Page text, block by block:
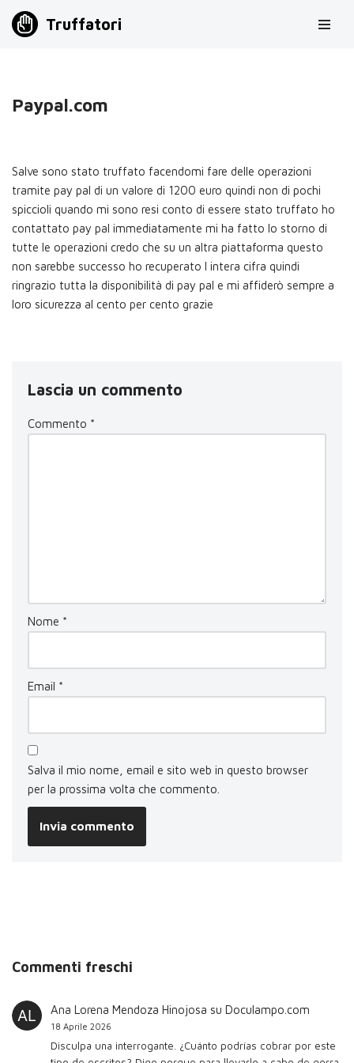
Truffatori
Paypal.com
Salve sono stato truffato facendomi fare delle operazioni
tramite pay pal di un valore di 1200 euro quindi non di pochi
spiccioli quando mi sono resi conto di essere stato truffato ho
contattato pay pal immediatamente mi ha fatto lo storno di
tutte le operazioni credo che su un altra piattaforma questo
non sarebbe successo ho recuperato l intera cifra quindi
ringrazio tutta la disponibilità di pay pal e mi affiderò sempre a
loro sicurezza al cento per cento grazie
Lascia un commento
Commento *
Nome *
Email *
Salva il mio nome, email e sito web in questo browser
per la prossima volta che commento.
Commenti freschi
Ana Lorena Mendoza Hinojosa su Doculampo.com
18 Aprile 2026
Disculpa una interrogante. ¿Cuánto podrías cobrar por este